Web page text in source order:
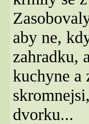
aby ne,
zahradku,
kuchyne a
dvorku...